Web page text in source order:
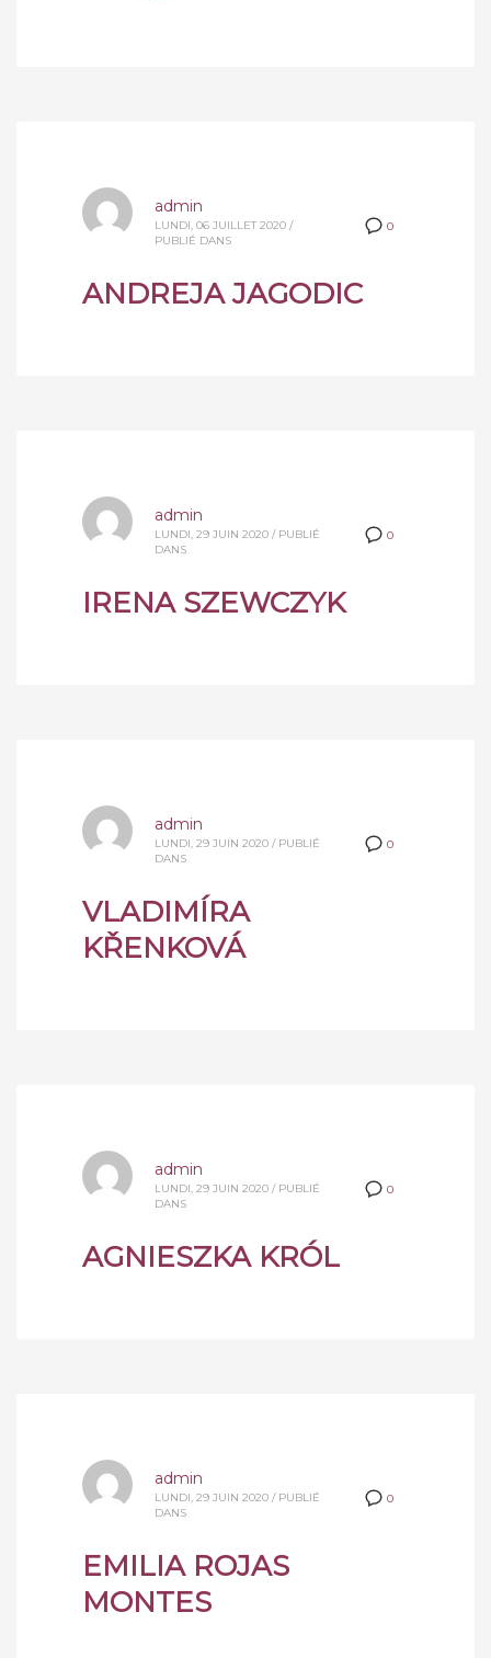
0
admin
LUNDI, 06 JUILLET 2020 /
PUBLIÉ DANS
ANDREJA JAGODIC
0
admin
LUNDI, 29 JUIN 2020 / PUBLIÉ
DANS
IRENA SZEWCZYK
0
admin
LUNDI, 29 JUIN 2020 / PUBLIÉ
DANS
VLADIMÍRA
KŘENKOVÁ
0
admin
LUNDI, 29 JUIN 2020 / PUBLIÉ
DANS
AGNIESZKA KRÓL
0
admin
LUNDI, 29 JUIN 2020 / PUBLIÉ
DANS
EMILIA ROJAS
MONTES